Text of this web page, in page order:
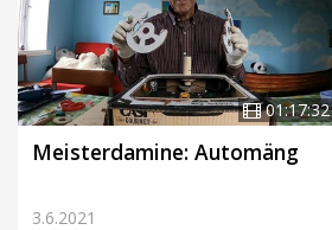
01:17:32
Meisterdamine: Automäng
3.6.2021